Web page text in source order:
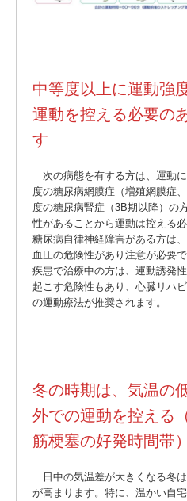
中等度以上に運動強
運動を控える必要の
す
次の病態を有する方は、運動
度の糖尿病網膜症（増殖網膜症
度の糖尿病腎症（3B期以降）の
性があることから運動は控える
糖尿病自律神経障害がある方は
血圧の危険性があり注意が必要
疾患で治療中の方は、運動誘発
起こす危険性もあり、心臓リハ
の運動療法が推奨されます。
冬の時期は、気温の
外での運動を控える
筋梗塞の好発時間帯）
日中の気温差が大きくなる冬
が高まります。特に、温かい自